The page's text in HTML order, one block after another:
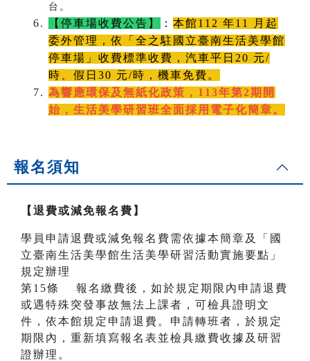
台。
【停車場收費公告】 ： 本館112 年11 月起
委外管理，依「全之駐國立臺南生活美學館
停車場」收費標準收費，汽車平日20 元/
時、假日30 元/時，機車免費。
為響應環保及無紙化政策，113年第2期開
始，生活美學研習班全面採用電子化簡章。
報名須知
【退費或減免報名費】
學員申請退費或減免報名費需依據本簡章及「國
立臺南生活美學館生活美學研習活動實施要點」
規定辦理
第15條 報名繳費後，如於規定期限內申請退費
或遇特殊突發事故無法上課者，可檢具證明文
件，依本館規定申請退費。申請轉班者，於規定
期限內，重新填寫報名表並檢具繳費收據及研習
證辦理。